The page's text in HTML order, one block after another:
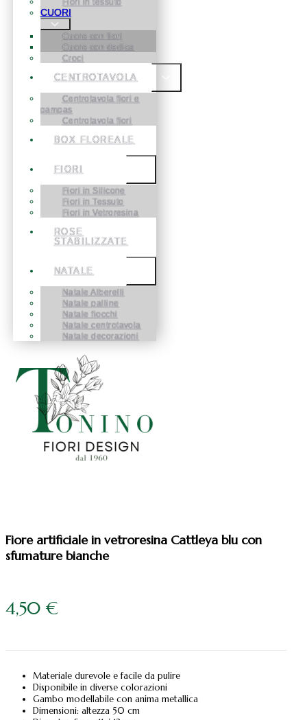
Fiori in tessuto
CUORI
Cuore con fiori
Cuore con dedica
Croci
CENTROTAVOLA
Centrotavola fiori e
pampas
Centrotavola fiori
BOX FLOREALE
FIORI
Fiori in Silicone
Fiori in Tessuto
Fiori in Vetroresina
ROSE
STABILIZZATE
NATALE
Natale Alberelli
Natale palline
Natale fiocchi
Natale centrotavola
Natale decorazioni
Fiore artificiale in vetroresina Cattleya blu con
sfumature bianche
4,50 €
Materiale durevole e facile da pulire
Disponibile in diverse colorazioni
Gambo modellabile con anima metallica
Dimensioni: altezza 50 cm